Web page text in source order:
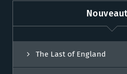
The Last of England